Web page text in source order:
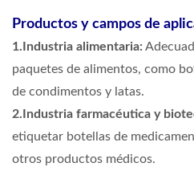
Productos y campos de
1.Industria alimentaria:
paquetes de alimentos, como
de condimentos y latas.
2.Industria farmacéutica y
etiquetar botellas de
otros productos médicos.